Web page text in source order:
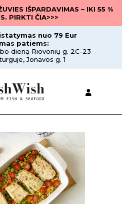
IŠPARDAVIMAS – IKI 55 %
PIRKTI ČIA>>>
nuo 79 Eur
patiems:
dieną Riovonių g. 2C-23
Jonavos g. 1